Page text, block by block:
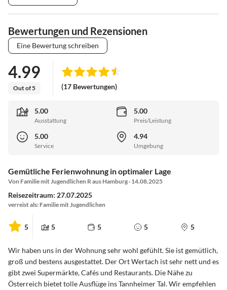
Bewertungen und Rezensionen
Eine Bewertung schreiben
4.99
Out of 5 (17 Bewertungen)
5.00
Ausstattung
5.00
Preis/Leistung
5.00
Service
4.94
Umgebung
Gemütliche Ferienwohnung in optimaler Lage
Von Familie mit Jugendlichen R aus Hamburg · 14.08.2025
Reisezeitraum: 27.07.2025
verreist als: Familie mit Jugendlichen
5 5 5 5 5
Wir haben uns in der Wohnung sehr wohl gefühlt. Sie ist gemütlich,
groß und bestens ausgestattet. Der Ort Wertach ist sehr nett und es
gibt zwei Supermärkte, Cafés und Restaurants. Die Nähe zu
Österreich bietet tolle Ausflüge ins Tannheimer Tal. Wir empfehlen